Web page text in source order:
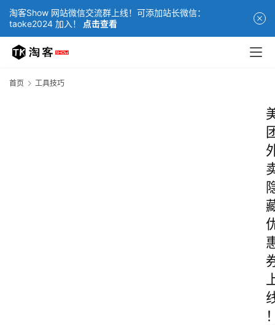
淘客Show 网站微信交流群上线！可添加站长微信：
taoke2024 加入！
点击查看
首页 工具技巧